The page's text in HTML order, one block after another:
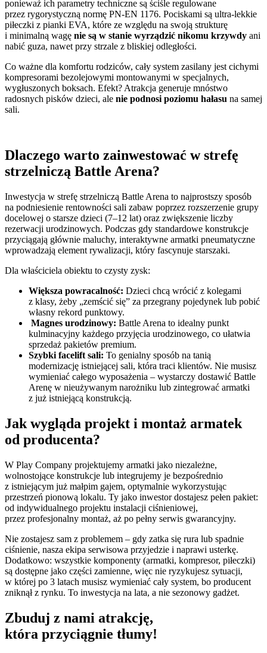
ponieważ ich parametry techniczne są ściśle regulowane
przez rygorystyczną normę PN-EN 1176. Pociskami są ultra-lekkie
piłeczki z pianki EVA, które ze względu na swoją strukturę
i minimalną wagę nie są w stanie wyrządzić nikomu krzywdy ani
nabić guza, nawet przy strzale z bliskiej odległości.
Co ważne dla komfortu rodziców, cały system zasilany jest cichymi
kompresorami bezolejowymi montowanymi w specjalnych,
wygłuszonych boksach. Efekt? Atrakcja generuje mnóstwo
radosnych pisków dzieci, ale nie podnosi poziomu hałasu na samej
sali.
Dlaczego warto zainwestować w strefę
strzelniczą Battle Arena?
Inwestycja w strefę strzelniczą Battle Arena to najprostszy sposób
na podniesienie rentowności sali zabaw poprzez rozszerzenie grupy
docelowej o starsze dzieci (7–12 lat) oraz zwiększenie liczby
rezerwacji urodzinowych. Podczas gdy standardowe konstrukcje
przyciągają głównie maluchy, interaktywne armatki pneumatyczne
wprowadzają element rywalizacji, który fascynuje starszaki.
Dla właściciela obiektu to czysty zysk:
Większa powracalność: Dzieci chcą wrócić z kolegami
z klasy, żeby „zemścić się” za przegrany pojedynek lub pobić
własny rekord punktowy.
Magnes urodzinowy: Battle Arena to idealny punkt
kulminacyjny każdego przyjęcia urodzinowego, co ułatwia
sprzedaż pakietów premium.
Szybki facelift sali: To genialny sposób na tanią
modernizację istniejącej sali, która traci klientów. Nie musisz
wymieniać całego wyposażenia – wystarczy dostawić Battle
Arenę w nieużywanym narożniku lub zintegrować armatki
z już istniejącą konstrukcją.
Jak wygląda projekt i montaż armatek
od producenta?
W Play Company projektujemy armatki jako niezależne,
wolnostojące konstrukcje lub integrujemy je bezpośrednio
z istniejącym już małpim gajem, optymalnie wykorzystując
przestrzeń pionową lokalu. Ty jako inwestor dostajesz pełen pakiet:
od indywidualnego projektu instalacji ciśnieniowej,
przez profesjonalny montaż, aż po pełny serwis gwarancyjny.
Nie zostajesz sam z problemem – gdy zatka się rura lub spadnie
ciśnienie, nasza ekipa serwisowa przyjedzie i naprawi usterkę.
Dodatkowo: wszystkie komponenty (armatki, kompresor, piłeczki)
są dostępne jako części zamienne, więc nie ryzykujesz sytuacji,
w której po 3 latach musisz wymieniać cały system, bo producent
zniknął z rynku. To inwestycja na lata, a nie sezonowy gadżet.
Zbuduj z nami atrakcję,
która przyciągnie tłumy!